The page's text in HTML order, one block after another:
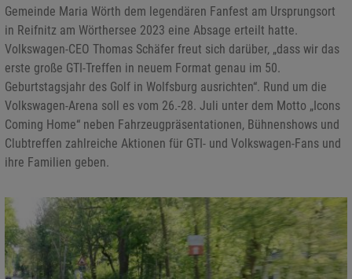
Gemeinde Maria Wörth dem legendären Fanfest am Ursprungsort
in Reifnitz am Wörthersee 2023 eine Absage erteilt hatte.
Volkswagen-CEO Thomas Schäfer freut sich darüber, „dass wir das
erste große GTI-Treffen in neuem Format genau im 50.
Geburtstagsjahr des Golf in Wolfsburg ausrichten“. Rund um die
Volkswagen-Arena soll es vom 26.-28. Juli unter dem Motto „Icons
Coming Home“ neben Fahrzeugpräsentationen, Bühnenshows und
Clubtreffen zahlreiche Aktionen für GTI- und Volkswagen-Fans und
ihre Familien geben.